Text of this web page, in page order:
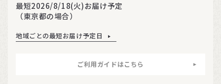
最短2026/8/18(火)お届け予定
（東京都の場合）
地域ごとの最短お届け予定日
ご利用ガイドはこちら